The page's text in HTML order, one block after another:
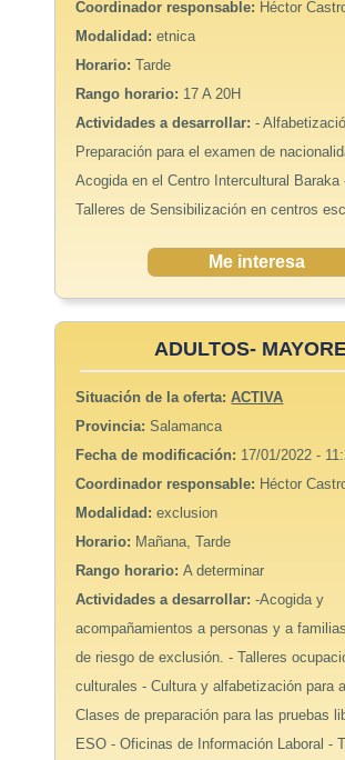
Coordinador responsable: Héctor
Modalidad:etnica
Horario:Tarde
Rango horario: 17 A 20H
Actividades a desarrollar:-
Preparación para el examen de
Acogida en el Centro Intercultural Baraka
Talleres de Sensibilización en centros
Me interesa
ADULTOS-
Situación de la oferta:ACTIVA
Provincia:Salamanca
Fecha de modificación: 17/01/2022 -
Coordinador responsable: Héctor
Modalidad:exclusion
Horario: Mañana, Tarde
Rango horario:A determinar
Actividades a desarrollar:-Acogida y
acompañamientos a personas y a
de riesgo de exclusión. - Talleres
culturales - Cultura y alfabetización para
Clases de preparación para las pruebas
ESO - Oficinas de Información Laboral -